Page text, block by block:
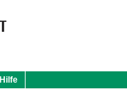
Hilfe